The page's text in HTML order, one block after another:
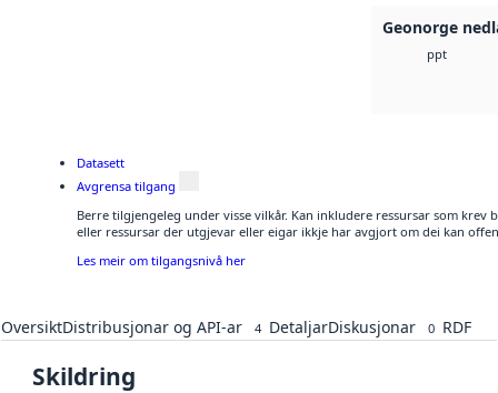
Geonorge
ppt
Datasett
Avgrensa tilgang
Berre tilgjengeleg under visse vilkår. Kan inkludere ressursar som krev
eller ressursar der utgjevar eller eigar ikkje har avgjort om dei kan
Les meir om tilgangsnivå her
OversiktDistribusjonar og API-ar 4 DetaljarDiskusjonar 0 RDF
Skildring